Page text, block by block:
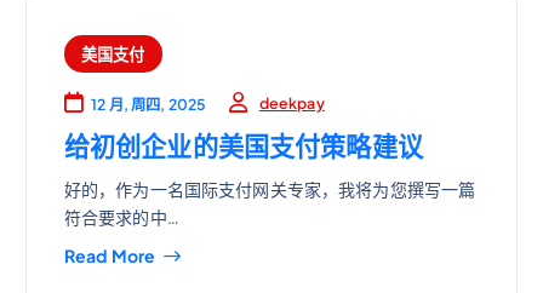
美国支付
12 月, 周四, 2025 deekpay
给初创企业的美国支付策略建议
好的，作为一名国际支付网关专家，我将为您撰写一篇
符合要求的中…
Read More